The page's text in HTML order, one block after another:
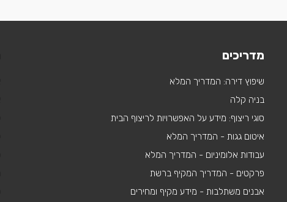
מדריכים
שיפוץ דירה: המדריך המלא
בניה קלה
סוגי ריצוף: מידע על האפשרויות לריצוף הבית
איטום גגות - המדריך המלא
עבודות אלומיניום - המדריך המלא
פרקטים - המדריך המקיף ברשת
אבנים משתלבות - מידע מקיף ומחירים